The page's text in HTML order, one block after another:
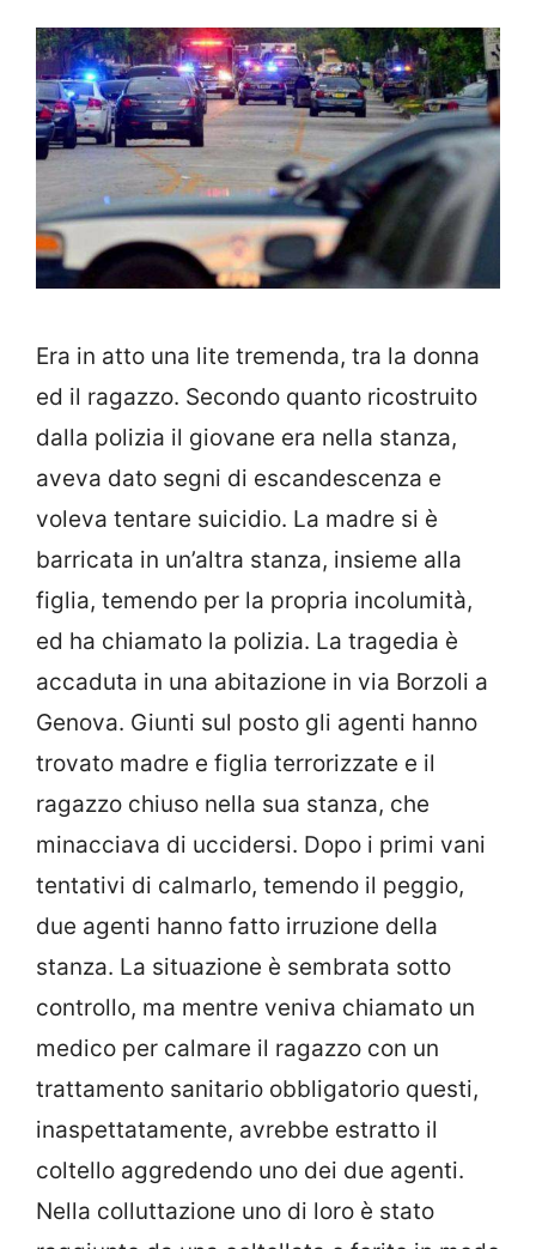
Era in atto una lite tremenda, tra la donna
ed il ragazzo. Secondo quanto ricostruito
dalla polizia il giovane era nella stanza,
aveva dato segni di escandescenza e
voleva tentare suicidio. La madre si è
barricata in un’altra stanza, insieme alla
figlia, temendo per la propria incolumità,
ed ha chiamato la polizia. La tragedia è
accaduta in una abitazione in via Borzoli a
Genova. Giunti sul posto gli agenti hanno
trovato madre e figlia terrorizzate e il
ragazzo chiuso nella sua stanza, che
minacciava di uccidersi. Dopo i primi vani
tentativi di calmarlo, temendo il peggio,
due agenti hanno fatto irruzione della
stanza. La situazione è sembrata sotto
controllo, ma mentre veniva chiamato un
medico per calmare il ragazzo con un
trattamento sanitario obbligatorio questi,
inaspettatamente, avrebbe estratto il
coltello aggredendo uno dei due agenti.
Nella colluttazione uno di loro è stato